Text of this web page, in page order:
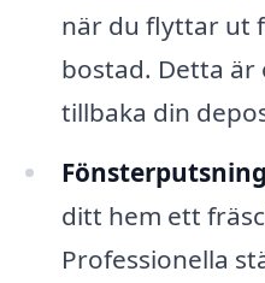
när du flyttar ut
bostad. Detta
tillbaka din
ditt hem ett
Professionella